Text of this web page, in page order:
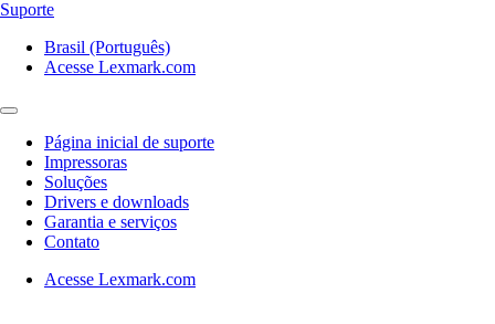
Suporte
Brasil (Português)
Acesse Lexmark.com
Página inicial de suporte
Impressoras
Soluções
Drivers e downloads
Garantia e serviços
Contato
Acesse Lexmark.com